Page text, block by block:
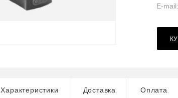
E-mail:
Характеристики Доставка Оплата